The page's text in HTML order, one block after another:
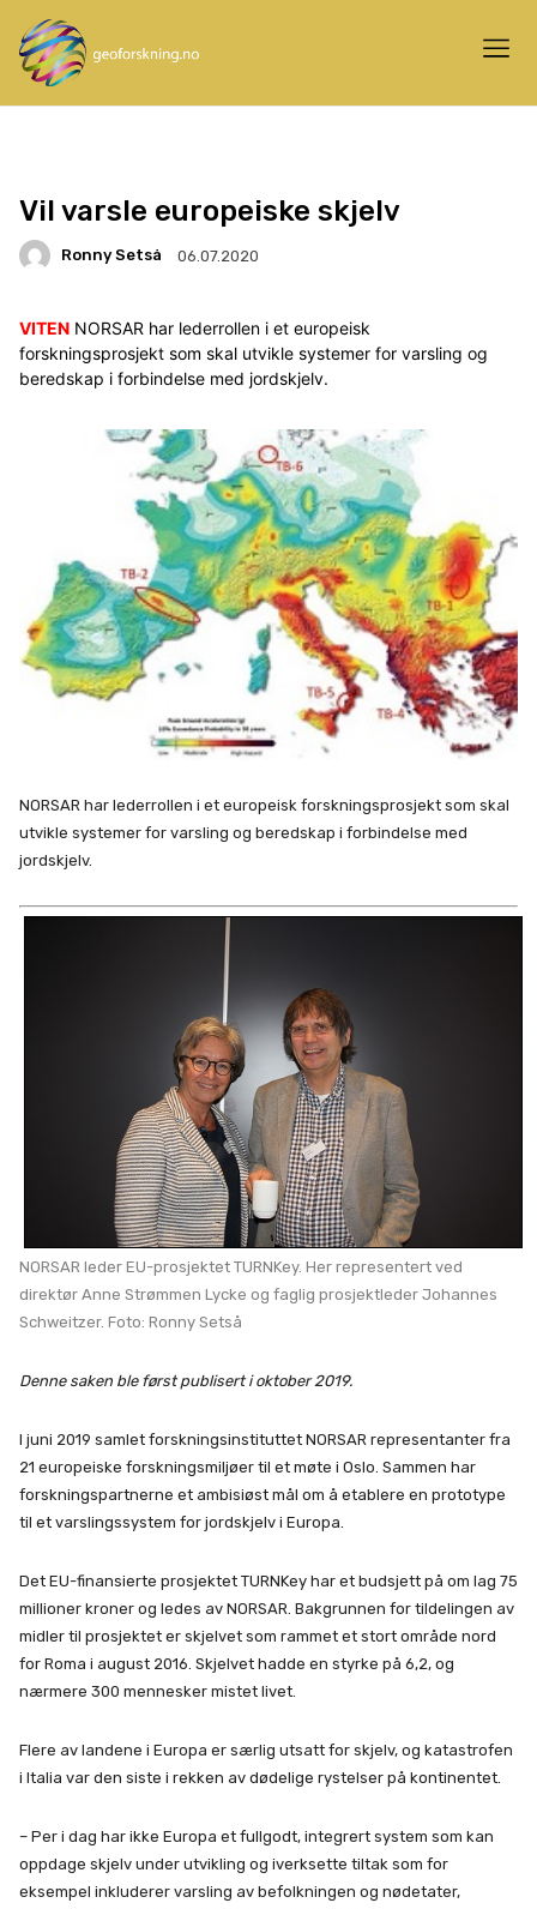
Vil varsle europeiske skjelv
Ronny Setså 06.07.2020
VITEN NORSAR har lederrollen i et europeisk
forskningsprosjekt som skal utvikle systemer for varsling og
beredskap i forbindelse med jordskjelv.
NORSAR har lederrollen i et europeisk forskningsprosjekt som skal
utvikle systemer for varsling og beredskap i forbindelse med
jordskjelv.
NORSAR leder EU-prosjektet TURNKey. Her representert ved
direktør Anne Strømmen Lycke og faglig prosjektleder Johannes
Schweitzer. Foto: Ronny Setså
Denne saken ble først publisert i oktober 2019.
I juni 2019 samlet forskningsinstituttet NORSAR representanter fra
21 europeiske forskningsmiljøer til et møte i Oslo. Sammen har
forskningspartnerne et ambisiøst mål om å etablere en prototype
til et varslingssystem for jordskjelv i Europa.
Det EU-finansierte prosjektet TURNKey har et budsjett på om lag 75
millioner kroner og ledes av NORSAR. Bakgrunnen for tildelingen av
midler til prosjektet er skjelvet som rammet et stort område nord
for Roma i august 2016. Skjelvet hadde en styrke på 6,2, og
nærmere 300 mennesker mistet livet.
Flere av landene i Europa er særlig utsatt for skjelv, og katastrofen
i Italia var den siste i rekken av dødelige rystelser på kontinentet.
– Per i dag har ikke Europa et fullgodt, integrert system som kan
oppdage skjelv under utvikling og iverksette tiltak som for
eksempel inkluderer varsling av befolkningen og nødetater,